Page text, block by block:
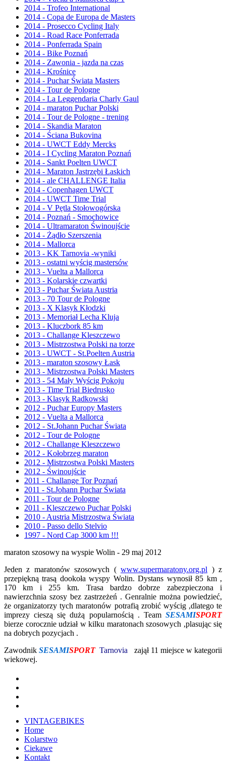
2014 - Trofeo International
2014 - Copa de Europa de Masters
2014 - Prosecco Cycling Italy
2014 - Road Race Ponferrada
2014 - Ponferrada Spain
2014 - Bike Poznań
2014 - Zawonia - jazda na czas
2014 - Krośnice
2014 - Puchar Świata Masters
2014 - Tour de Pologne
2014 - La Leggendaria Charly Gaul
2014 - maraton Puchar Polski
2014 - Tour de Pologne - trening
2014 - Skandia Maraton
2014 - Ściana Bukovina
2014 - UWCT Eddy Mercks
2014 - I Cycling Maraton Poznań
2014 - Sankt Poelten UWCT
2014 - Maraton Jastrzębi Łaskich
2014 - ale CHALLENGE Italia
2014 - Copenhagen UWCT
2014 - UWCT Time Trial
2014 - V Pętla Stołowogórska
2014 - Poznań - Smochowice
2014 - Ultramaraton Świnoujście
2014 - Żądło Szerszenia
2014 - Mallorca
2013 - KK Tarnovia -wyniki
2013 - ostatni wyścig mastersów
2013 - Vuelta a Mallorca
2013 - Kolarskie czwartki
2013 - Puchar Świata Austria
2013 - 70 Tour de Pologne
2013 - X Klasyk Kłodzki
2013 - Memoriał Lecha Kluja
2013 - Kluczbork 85 km
2013 - Challange Kleszczewo
2013 - Mistrzostwa Polski na torze
2013 - UWCT - St.Poelten Austria
2013 - maraton szosowy Łask
2013 - Mistrzostwa Polski Masters
2013 - 54 Mały Wyścig Pokoju
2013 - Time Trial Biedrusko
2013 - Klasyk Radkowski
2012 - Puchar Europy Masters
2012 - Vuelta a Mallorca
2012 - St.Johann Puchar Świata
2012 - Tour de Pologne
2012 - Challange Kleszczewo
2012 - Kołobrzeg maraton
2012 - Mistrzostwa Polski Masters
2012 - Świnoujście
2011 - Challange Tor Poznań
2011 - St.Johann Puchar Świata
2011 - Tour de Pologne
2011 - Kleszczewo Puchar Polski
2010 - Austria Mistrzostwa Świata
2010 - Passo dello Stelvio
1997 - Nord Cap 3000 km !!!
maraton szosowy na wyspie Wolin - 29 maj 2012
Jeden z maratonów szosowych (www.supermaratony.org.pl ) z
przepiękną trasą dookoła wyspy Wolin. Dystans wynosił 85 km ,
170 km i 255 km. Trasa bardzo dobrze zabezpieczona i
nawierzchnia szosy bez zastrzeżeń . Genralnie można powiedzieć,
że organizatorzy tych maratonów potrafią zrobić wyścig ,dlatego te
imprezy cieszą się dużą popularnością . Team SESAMISPORT
bierze corocznie udział w kilku maratonach szosowych ,plasując się
na dobrych pozycjach .
ZawodnikSESAMISPORT Tarnovia zajął 11 miejsce w kategorii
wiekowej.
VINTAGEBIKES
Home
Kolarstwo
Ciekawe
Kontakt